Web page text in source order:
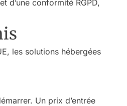
d’une conformité RGPD,
les solutions hébergées
Un prix d’entrée